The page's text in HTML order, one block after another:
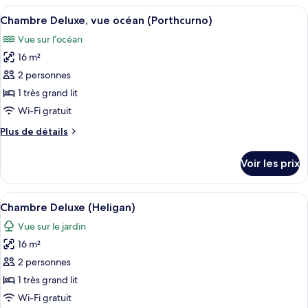
jardin
type
de
Chambre
Classique,
jardin
(Mousehole)
Afficher
toutes
les
photos
pour
ce
type
chambre :
vue
océan
(Porthcurno)
Chambre Deluxe, vue océan
3
Chambre Deluxe, vue océan (Porthcurno)
Vue sur l’océan
16 m²
2 personnes
1 très grand lit
Wi-Fi gratuit
Plus de détails
Plus
le
type
de
Chambre
Deluxe,
océan
(Porthcurno)
Voir les prix
Afficher
toutes
les
photos
pour
ce
type
Une salle de bain avec une
2
Chambre Deluxe (Heligan)
Vue sur le jardin
16 m²
2 personnes
1 très grand lit
Wi-Fi gratuit